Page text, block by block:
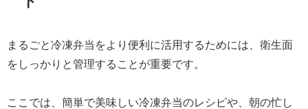
まるごと冷凍弁当をより便利に活用するためには、衛生面
をしっかりと管理することが重要です。
ここでは、簡単で美味しい冷凍弁当のレシピや、朝の忙し